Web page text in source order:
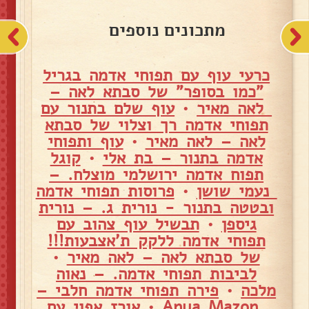
מתכונים נוספים
כרעי עוף עם תפוחי אדמה בגריל
"כמו בסופר" של סבתא לאה –
לאה מאיר •עוף שלם בתנור עם
תפוחי אדמה רך וצלוי של סבתא
לאה – לאה מאיר •עוף ותפוחי
אדמה בתנור – בת אלי •קוגל
תפוח אדמה ירושלמי מוצלח. –
נעמי שושן • פרוסות תפוחי אדמה
ובטטה בתנור - נורית ג. – נורית
גיספן •תבשיל עוף צהוב עם
תפוחי אדמה ללקק ת'אצבעות!!!
של סבתא לאה – לאה מאיר •
לביבות תפוחי אדמה. – נאוה
מלכה • פירה תפוחי אדמה חלבי –